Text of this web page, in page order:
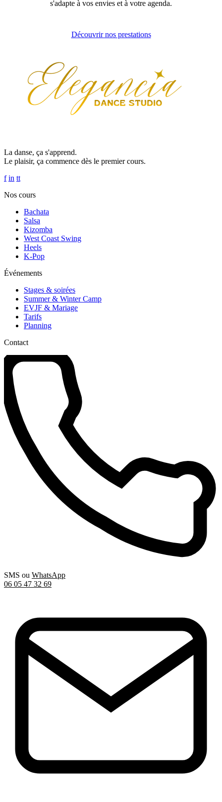
s'adapte à vos envies et à votre agenda.
Découvrir nos prestations
La danse, ça s'apprend.
Le plaisir, ça commence dès le premier cours.
f in tt
Nos cours
Bachata
Salsa
Kizomba
West Coast Swing
Heels
K-Pop
Événements
Stages & soirées
Summer & Winter Camp
EVJF & Mariage
Tarifs
Planning
Contact
SMS ou WhatsApp
06 05 47 32 69